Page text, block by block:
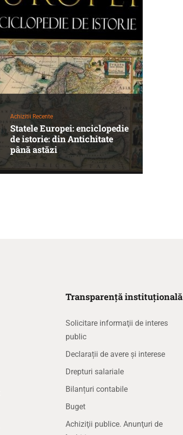
Achizitii Recente
Statele Europei: enciclopedie
de istorie: din Antichitate
până astăzi
Transparență instituțională
Solicitare informaţii de interes
public
Declarații de avere și interese
Drepturi salariale
Bilanțuri contabile
Buget
Achiziţii publice. Anunţuri de